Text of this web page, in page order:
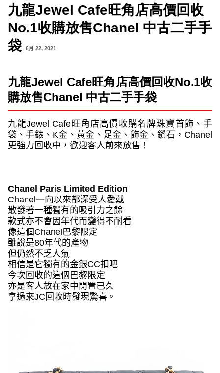
九龍Jewel Cafe旺角店高價回收
No.1收購放售Chanel 中古二手手
袋
6月 22, 2021
九龍Jewel Cafe旺角店高價回收No.1收
購放售Chanel 中古二手手袋
九龍Jewel Cafe旺角店高價收購名牌珠寶首飾、手
袋、手錶、 K金、黃金、足金、飾金、鑽石， Chanel
更強力回收中，歡迎客人前來放售！
Chanel Paris Limited Edition
Chanel一向以來都深受人愛戴
散發著一種獨有的吸引力之餘
款式亦不會因年代而變得不耐看
像這個Chanel 巴黎限定
雖說是80年代的產物
但仍然不乏人氣
相信是它獨有的金銀CC扣吧
今次回收的這個巴黎限定
亦是客人放在家中閒置已久
拿過來JC 回收時發現驚喜。